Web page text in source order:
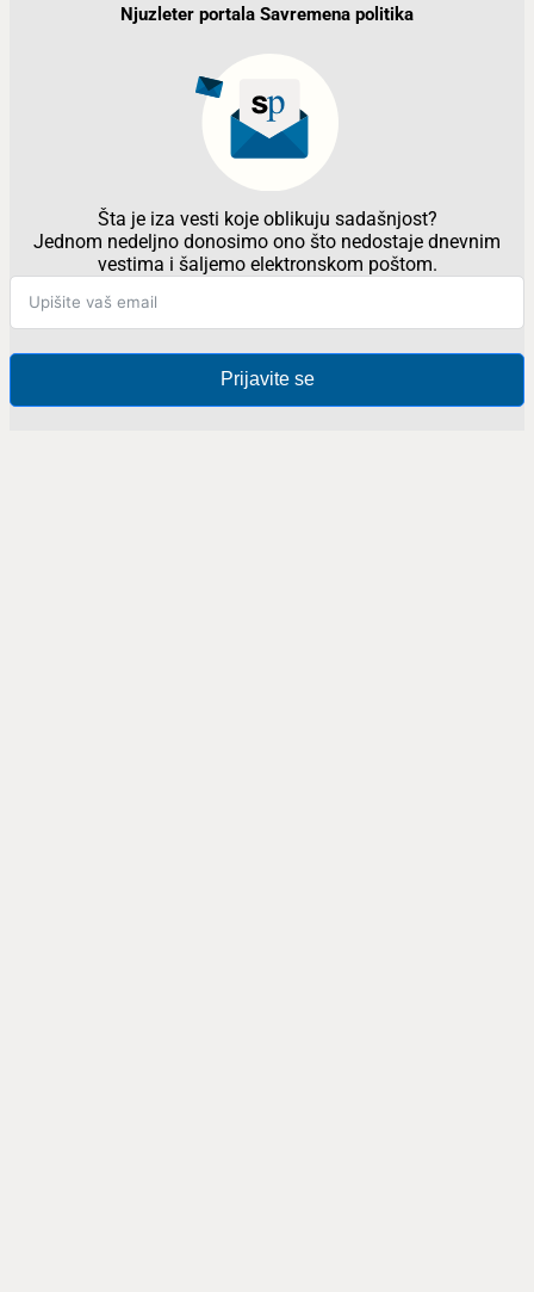
Njuzleter portala Savremena politika
Šta je iza vesti koje oblikuju sadašnjost?
Jednom nedeljno donosimo ono što nedostaje dnevnim
vestima i šaljemo elektronskom poštom.
Prijavite se